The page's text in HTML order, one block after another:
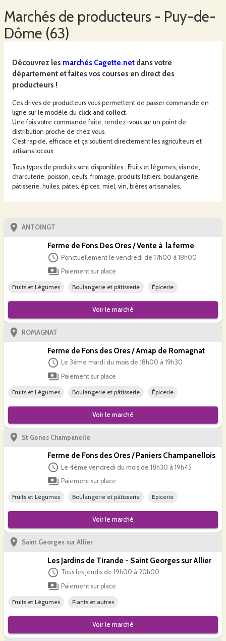
Marchés de producteurs - Puy-de-
Dôme (63)
Découvrez les marchés Cagette.net dans votre
département et faites vos courses en direct des
producteurs !
Ces drives de producteurs vous permettent de passer commande en
ligne sur le modèle du click and collect.
Une fois votre commande faite, rendez-vous sur un point de
distribution proche de chez vous.
C'est rapide, efficace et ça soutient directement les agriculteurs et
artisans locaux.
Tous types de produits sont disponibles : Fruits et légumes, viande,
charcuterie, poisson, oeufs, fromage, produits laitiers, boulangerie,
pâtisserie, huiles, pâtes, épices, miel, vin, bières artisanales.
ANTOINGT
Ferme de Fons Des Ores / Vente à la ferme
Ponctuellement le vendredi de 17h00 à 18h00
Paiement sur place
Fruits et Légumes Boulangerie et pâtisserie Épicerie
Voir le marché
ROMAGNAT
Ferme de Fons des Ores / Amap de Romagnat
Le 3ème mardi du mois de 18h00 à 19h30
Paiement sur place
Fruits et Légumes Boulangerie et pâtisserie Épicerie
Voir le marché
St Genes Champanelle
Ferme de Fons des Ores / Paniers Champanellois
Le 4ème vendredi du mois de 18h30 à 19h45
Paiement sur place
Fruits et Légumes Boulangerie et pâtisserie Épicerie
Voir le marché
Saint Georges sur Allier
Les Jardins de Tirande - Saint Georges sur Allier
Tous les jeudis de 19h00 à 20h00
Paiement sur place
Fruits et Légumes Plants et autres
Voir le marché